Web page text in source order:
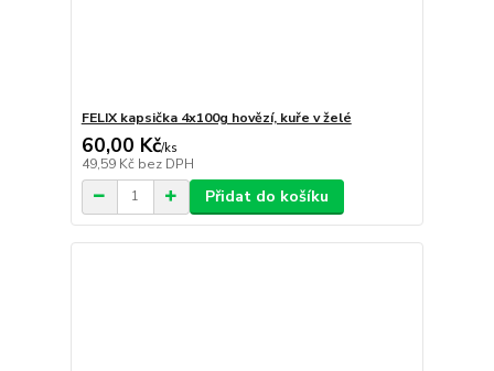
FELIX kapsička 4x100g hovězí, kuře v želé
60,00 Kč/ks
49,59 Kč bez DPH
Přidat do košíku